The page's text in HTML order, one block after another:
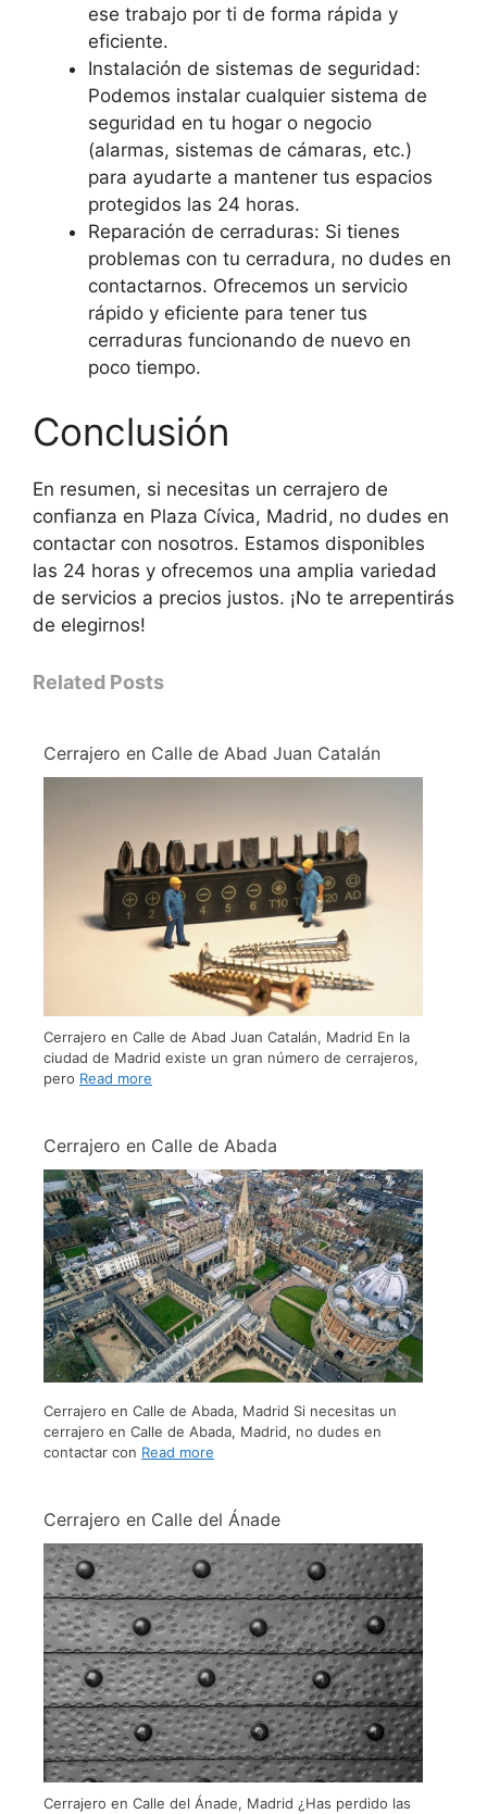
ese trabajo por ti de forma rápida y
eficiente.
Instalación de sistemas de seguridad:
Podemos instalar cualquier sistema de
seguridad en tu hogar o negocio
(alarmas, sistemas de cámaras, etc.)
para ayudarte a mantener tus espacios
protegidos las 24 horas.
Reparación de cerraduras: Si tienes
problemas con tu cerradura, no dudes en
contactarnos. Ofrecemos un servicio
rápido y eficiente para tener tus
cerraduras funcionando de nuevo en
poco tiempo.
Conclusión
En resumen, si necesitas un cerrajero de
confianza en Plaza Cívica, Madrid, no dudes en
contactar con nosotros. Estamos disponibles
las 24 horas y ofrecemos una amplia variedad
de servicios a precios justos. ¡No te arrepentirás
de elegirnos!
Related Posts
Cerrajero en Calle de Abad Juan Catalán
Cerrajero en Calle de Abad Juan Catalán, Madrid En la
ciudad de Madrid existe un gran número de cerrajeros,
pero Read more
Cerrajero en Calle de Abada
Cerrajero en Calle de Abada, Madrid Si necesitas un
cerrajero en Calle de Abada, Madrid, no dudes en
contactar con Read more
Cerrajero en Calle del Ánade
Cerrajero en Calle del Ánade, Madrid ¿Has perdido las